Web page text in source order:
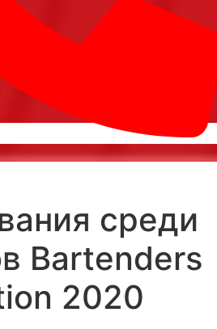
среди
Bartenders
2020